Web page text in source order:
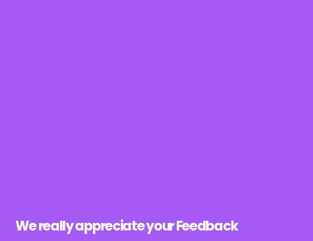
We really appreciate your Feedback